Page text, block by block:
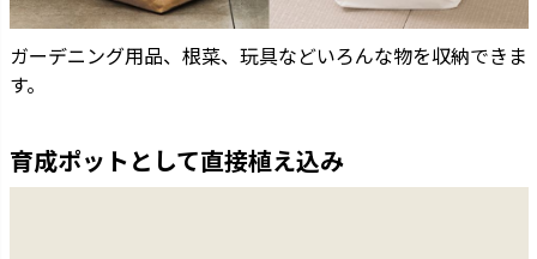
ガーデニング用品、根菜、玩具などいろんな物を収納できま
す。
育成ポットとして直接植え込み